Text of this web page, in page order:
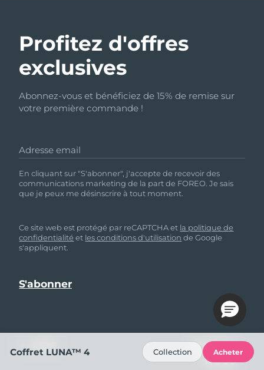
Profitez d'offres
exclusives
Abonnez-vous et bénéficiez de 15% de remise sur
votre première commande !
Adresse email
En cliquant sur "S'abonner", j'accepte de recevoir des
communications marketing de la part de FOREO. Je sais
que je peux me désinscrire à tout moment.
Ce site web est protégé par reCAPTCHA et la politique de
confidentialité et les conditions d'utilisation de Google
s'appliquent.
SUIVEZ-
NOUS
Coffret LUNA™ 4 Collection Acheter